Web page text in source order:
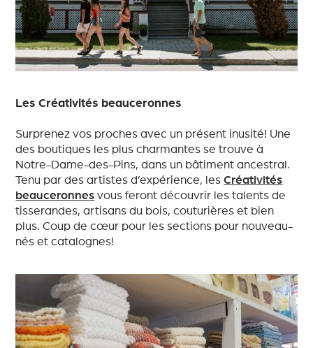
Les Créativités beauceronnes
Surprenez vos proches avec un présent inusité! Une
des boutiques les plus charmantes se trouve à
Notre-Dame-des-Pins, dans un bâtiment ancestral.
Tenu par des artistes d’expérience, lesCréativités
beauceronnes vous feront découvrir les talents de
tisserandes, artisans du bois, couturières et bien
plus. Coup de cœur pour les sections pour nouveau-
nés et catalognes!